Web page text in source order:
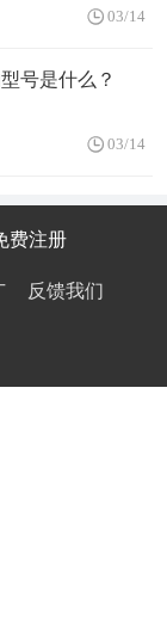
03/14
号是什么？
03/14
费注册
反馈我们